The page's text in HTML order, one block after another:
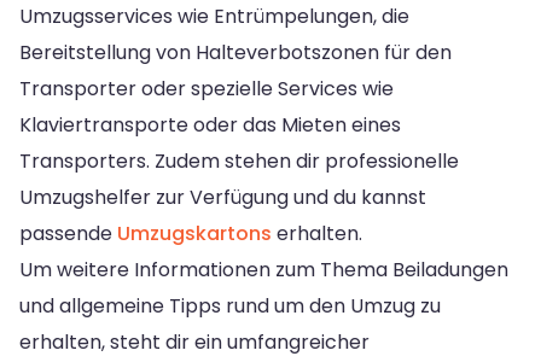
Umzugsservices wie Entrümpelungen, die
Bereitstellung von Halteverbotszonen für den
Transporter oder spezielle Services wie
Klaviertransporte oder das Mieten eines
Transporters. Zudem stehen dir professionelle
Umzugshelfer zur Verfügung und du kannst
passende Umzugskartons erhalten.
Um weitere Informationen zum Thema Beiladungen
und allgemeine Tipps rund um den Umzug zu
erhalten, steht dir ein umfangreicher